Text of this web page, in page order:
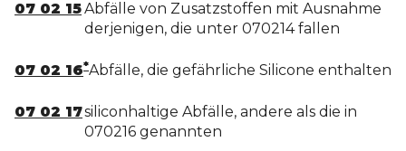
07 02 15Abfälle von Zusatzstoffen mit Ausnahme
derjenigen, die unter 070214 fallen
07 02 16*Abfälle, die gefährliche Silicone enthalten
07 02 17siliconhaltige Abfälle, andere als die in
070216 genannten